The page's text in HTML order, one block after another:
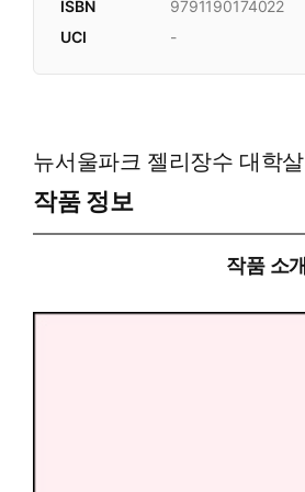
ISBN
9791190174022
UCI
-
뉴서울파크 젤리장수 대학살
작품 정보
작품 소개